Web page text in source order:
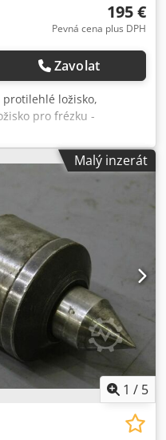
195 €
Pevná cena plus DPH
Zavolat
protilehlé ložisko,
pro frézku -
32 mm - Výkres s
ložisko -Cena: za
- hmotnost: 15,4 kgMalý inzerát
1 / 5